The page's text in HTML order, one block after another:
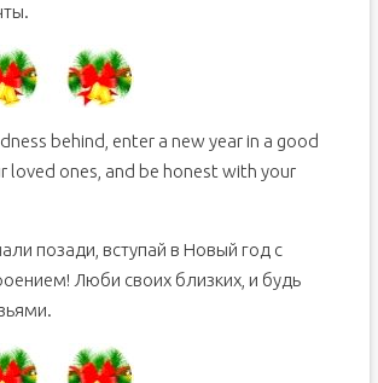
behind, enter a new year in a good
loved ones, and be honest with your
позади, вступай в Новый год с
Люби своих близких, и будь